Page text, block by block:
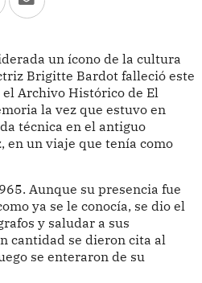
un ícono de la cultura
Brigitte Bardot falleció este
Archivo Histórico de El
la vez que estuvo en
técnica en el antiguo
en un viaje que tenía como
Aunque su presencia fue
ya se le conocía, se dio el
y saludar a sus
cantidad se dieron cita al
se enteraron de su